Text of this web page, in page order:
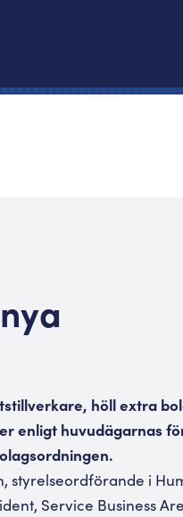
höll extra
enligt huvudägarnas
styrelseordförande i
Service Business